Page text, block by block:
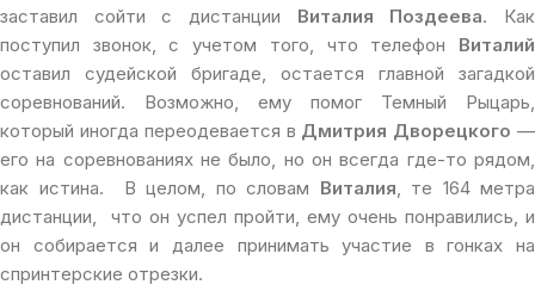
заставил сойти с дистанции Виталия Поздеева. Как
поступил звонок, с учетом того, что телефон Виталий
оставил судейской бригаде, остается главной загадкой
соревнований. Возможно, ему помог Темный Рыцарь,
который иногда переодевается в Дмитрия Дворецкого —
его на соревнованиях не было, но он всегда где-то рядом,
как истина. В целом, по словам Виталия , те 164 метра
дистанции, что он успел пройти, ему очень понравились, и
он собирается и далее принимать участие в гонках на
спринтерские отрезки.